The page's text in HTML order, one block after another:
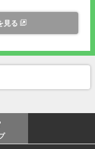
見る